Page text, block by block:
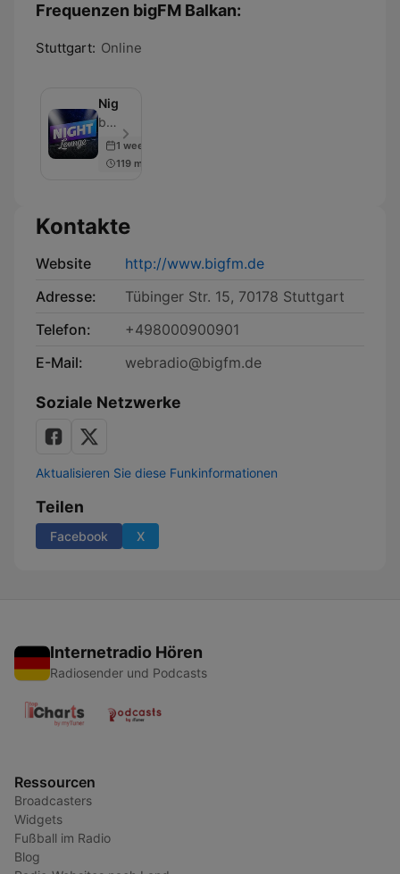
Frequenzen bigFM Balkan:
Stuttgart: Online
Nightlounge
bigFM - Folge 500
1 week ago
119 min
Kontakte
Website
http://www.bigfm.de
Adresse:
Tübinger Str. 15, 70178 Stuttgart
Telefon:
+498000900901
E-Mail:
webradio@bigfm.de
Soziale Netzwerke
Aktualisieren Sie diese Funkinformationen
Teilen
Facebook X
Internetradio Hören
Radiosender und Podcasts
Ressourcen
Broadcasters
Widgets
Fußball im Radio
Blog